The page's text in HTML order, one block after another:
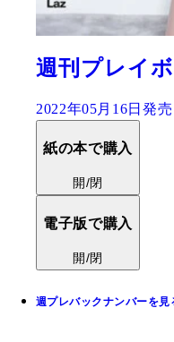
週刊プレイ
2022年05月16日発売
紙の本で購入
開/閉
電子版で購入
開/閉
週プレバックナンバーを見